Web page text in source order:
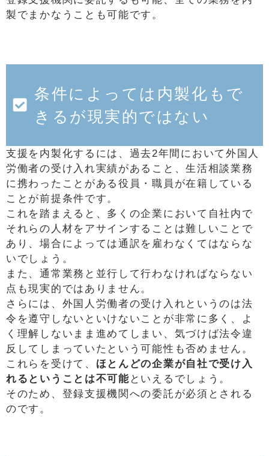
製でまかなうことも可能です。
条件によっては内製化もで
きるが現実的ではない
支援を内製化するには、過去2年間において外国人
労働者の受け入れ実績があること、生活相談業務
に携わったことがある役員・職員が在籍している
ことが前提条件です。
これを踏まえると、多くの企業において自社内で
それらの人材をアサインすることは難しいことで
あり、場合によっては通訳を雇わなくてはならな
いでしょう。
また、通常業務と並行して行わなければならない
点も現実的ではありません。
さらには、外国人労働者の受け入れというのは法
令を遵守しないといけないことが非常に多く、よ
く理解しないまま進めてしまい、気づけば法令違
反してしまっていたという可能性も否めません。
これらを受けて、 ほとんどの企業が自社で受け入
れるということは不可能 といえるでしょう。
そのため、登録支援機関への委託が必須とされる
のです。